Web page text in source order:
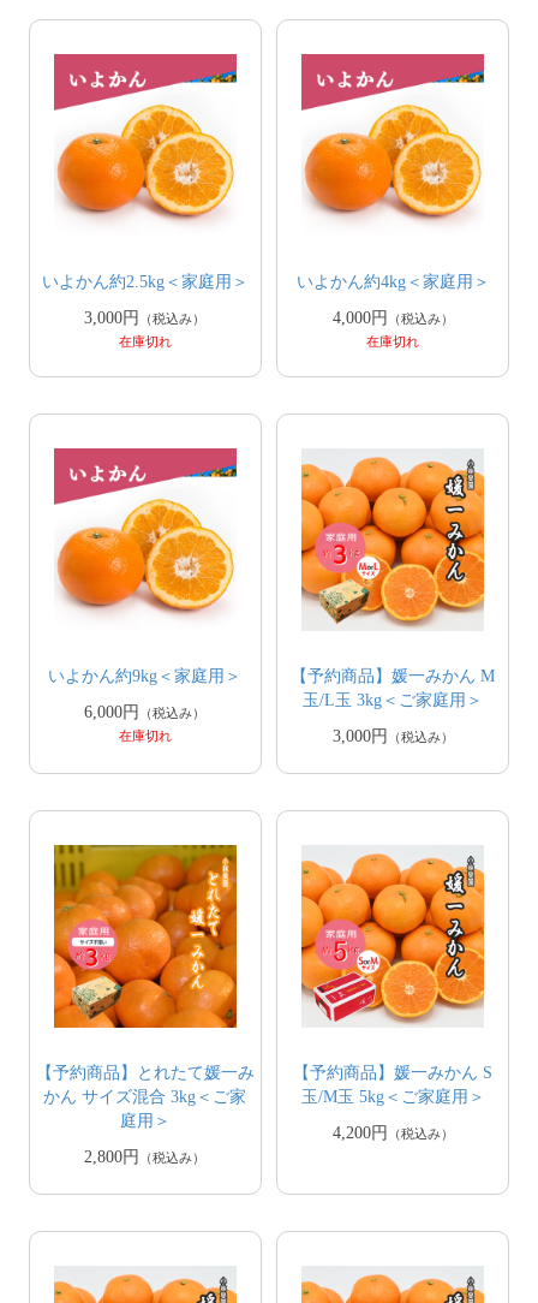
いよかん約2.5kg＜家庭用＞
3,000円
（税込み）
在庫切れ
いよかん約4kg＜家庭用＞
4,000円
（税込み）
在庫切れ
いよかん約9kg＜家庭用＞
6,000円
（税込み）
在庫切れ
【予約商品】媛一みかん M
玉/L玉 3kg＜ご家庭用＞
3,000円
（税込み）
【予約商品】とれたて媛一み
かん サイズ混合 3kg＜ご家
庭用＞
2,800円
（税込み）
【予約商品】媛一みかん S
玉/M玉 5kg＜ご家庭用＞
4,200円
（税込み）